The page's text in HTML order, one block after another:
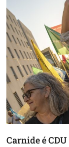
Carnide é CDU